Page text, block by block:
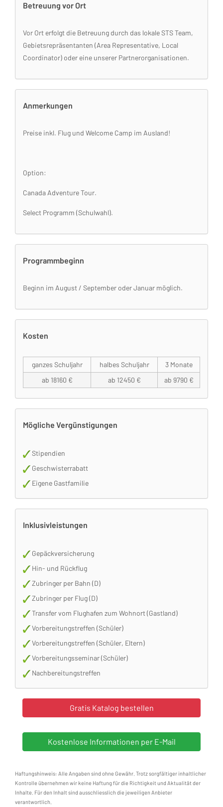
Betreuung vor Ort
Vor Ort erfolgt die Betreuung durch das lokale STS Team,
Gebietsrepräsentanten (Area Representative, Local
Coordinator) oder eine unserer Partnerorganisationen.
Anmerkungen
Preise inkl. Flug und Welcome Camp im Ausland!
Option:
Canada Adventure Tour.
Select Programm (Schulwahl).
Programmbeginn
Beginn im August / September oder Januar möglich.
Kosten
ganzes Schuljahr halbes Schuljahr
3 Monate
ab 18160 €
ab 12450 € ab 9790 €
Mögliche Vergünstigungen
Stipendien
Geschwisterrabatt
Eigene Gastfamilie
Inklusivleistungen
Gepäckversicherung
Hin- und Rückflug
Zubringer per Bahn (D)
Zubringer per Flug (D)
Transfer vom Flughafen zum Wohnort (Gastland)
Vorbereitungstreffen (Schüler)
Vorbereitungstreffen (Schüler, Eltern)
Vorbereitungsseminar (Schüler)
Nachbereitungstreffen
Haftungshinweis: Alle Angaben sind ohne Gewähr. Trotz sorgfältiger inhaltlicher
Kontrolle übernehmen wir keine Haftung für die Richtigkeit und Aktualität der
Inhalte. Für den Inhalt sind ausschliesslich die jeweiligen Anbieter
verantwortlich.